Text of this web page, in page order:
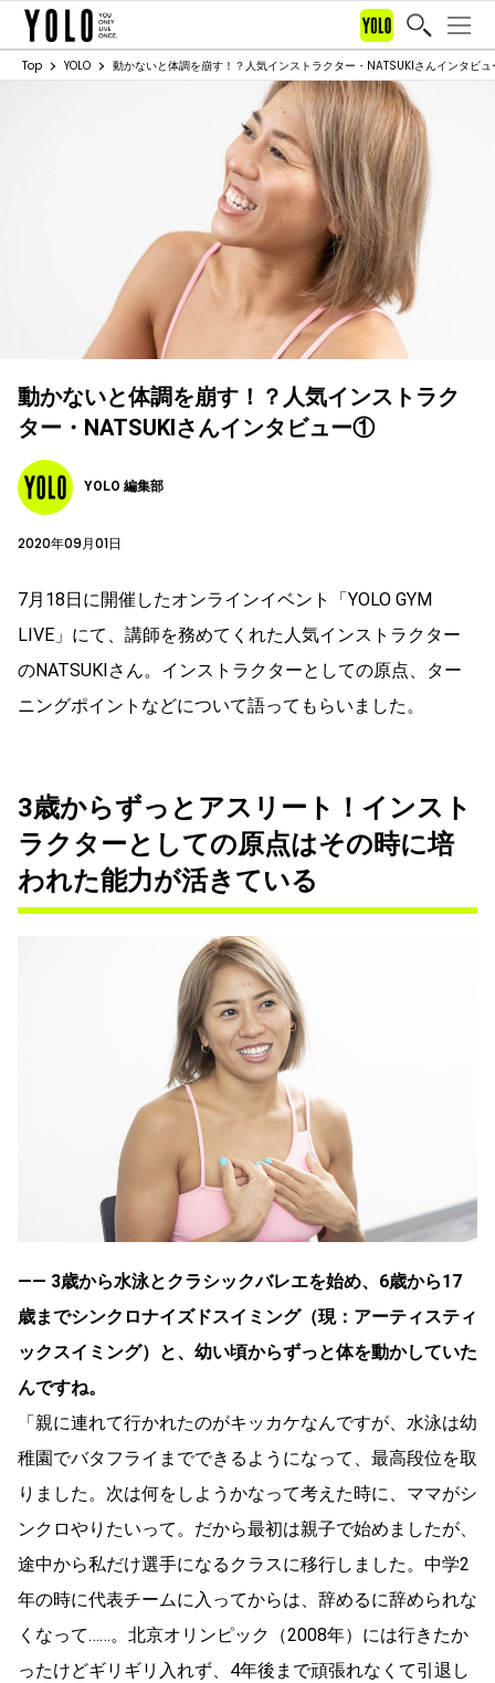
Top YOLO 動かないと体調を崩す！？人気インストラクター・NATSUKIさんインタビ
動かないと体調を崩す！？人気インストラク
ター・NATSUKIさんインタビュー①
YOLO 編集部
2020年09月01日
7月18日に開催したオンラインイベント「YOLO GYM
LIVE」にて、講師を務めてくれた人気インストラクター
のNATSUKIさん。インストラクターとしての原点、ター
ニングポイントなどについて語ってもらいました。
3歳からずっとアスリート！インスト
ラクターとしての原点はその時に培
われた能力が活きている
―― 3歳から水泳とクラシックバレエを始め、6歳から17
歳までシンクロナイズドスイミング（現：アーティスティ
ックスイミング）と、幼い頃からずっと体を動かしていた
んですね。
「親に連れて行かれたのがキッカケなんですが、水泳は幼
稚園でバタフライまでできるようになって、最高段位を取
りました。次は何をしようかなって考えた時に、ママがシ
ンクロやりたいって。だから最初は親子で始めましたが、
途中から私だけ選手になるクラスに移行しました。中学2
年の時に代表チームに入ってからは、辞めるに辞められな
くなって……。北京オリンピック（2008年）には行きたか
ったけどギリギリ入れず、4年後まで頑張れなくて引退し